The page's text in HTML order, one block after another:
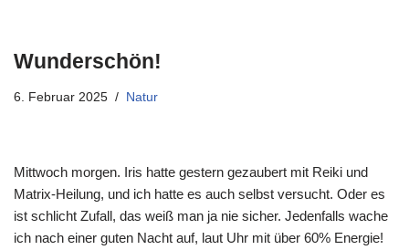
Wunderschön!
6. Februar 2025 Natur
Mittwoch morgen. Iris hatte gestern gezaubert mit Reiki und
Matrix-Heilung, und ich hatte es auch selbst versucht. Oder es
ist schlicht Zufall, das weiß man ja nie sicher. Jedenfalls wache
ich nach einer guten Nacht auf, laut Uhr mit über 60% Energie!